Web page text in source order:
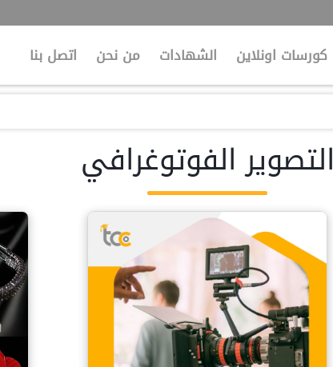
كورسات اونلاين الشهادات من نحن اتصل بنا
التصوير الفوتوغرافي